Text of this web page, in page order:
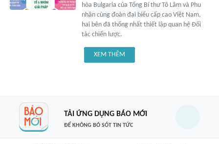
hòa Bulgaria của Tổng Bí thư Tô Lâm và Phu
nhân cùng đoàn đại biểu cấp cao Việt Nam,
hai bên đã thống nhất thiết lập quan hệ Đối
tác chiến lược.
XEM THÊM
TẢI ỨNG DỤNG BÁO MỚI
ĐỂ KHÔNG BỎ SÓT TIN TỨC